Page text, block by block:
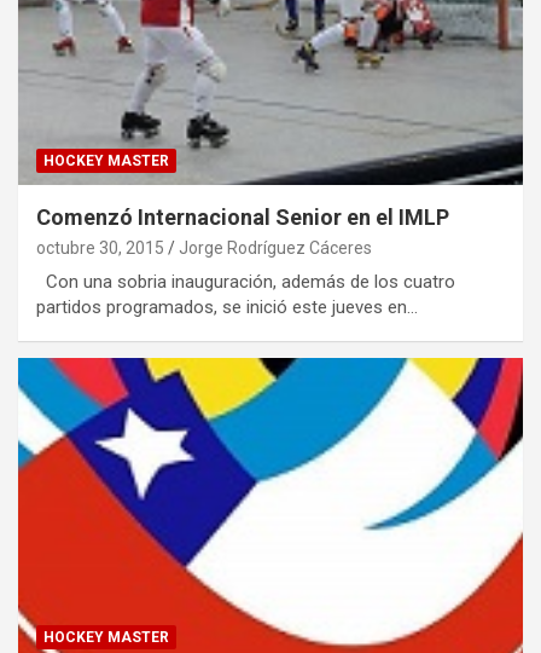
HOCKEY MASTER
Comenzó Internacional Senior en el IMLP
octubre 30, 2015 Jorge Rodríguez Cáceres
Con una sobria inauguración, además de los cuatro
partidos programados, se inició este jueves en…
HOCKEY MASTER